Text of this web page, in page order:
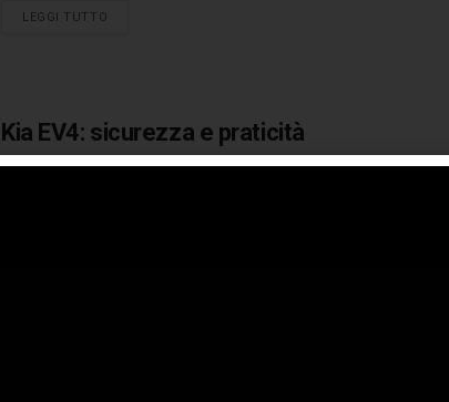
LEGGI TUTTO
Kia EV4: sicurezza e praticità
eccezionali